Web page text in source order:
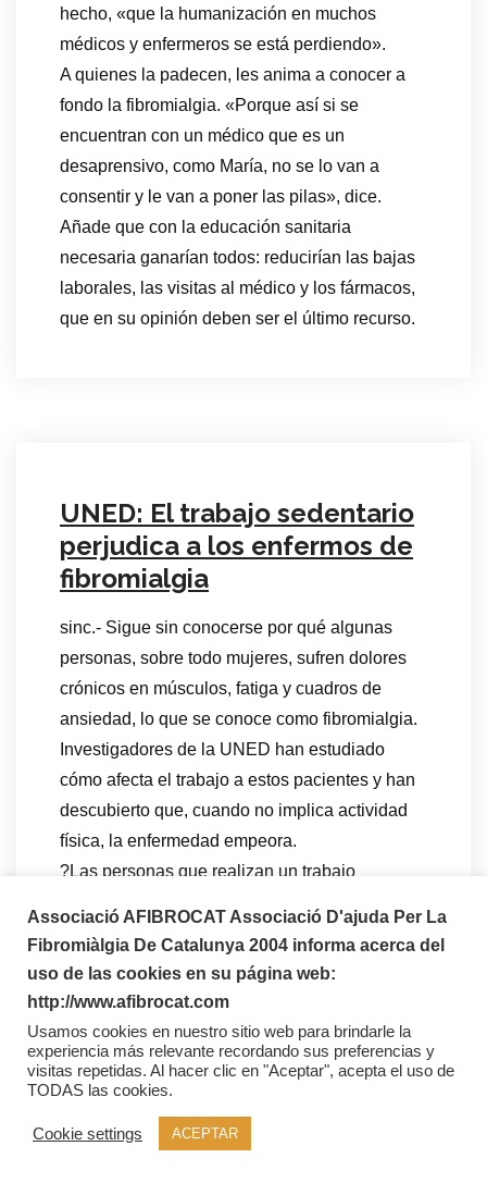
hecho, «que la humanización en muchos
médicos y enfermeros se está perdiendo».
A quienes la padecen, les anima a conocer a
fondo la fibromialgia. «Porque así si se
encuentran con un médico que es un
desaprensivo, como María, no se lo van a
consentir y le van a poner las pilas», dice.
Añade que con la educación sanitaria
necesaria ganarían todos: reducirían las bajas
laborales, las visitas al médico y los fármacos,
que en su opinión deben ser el último recurso.
UNED: El trabajo sedentario
perjudica a los enfermos de
fibromialgia
sinc.- Sigue sin conocerse por qué algunas
personas, sobre todo mujeres, sufren dolores
crónicos en músculos, fatiga y cuadros de
ansiedad, lo que se conoce como fibromialgia.
Investigadores de la UNED han estudiado
cómo afecta el trabajo a estos pacientes y han
descubierto que, cuando no implica actividad
física, la enfermedad empeora.
?Las personas que realizan un trabajo
tienen una peor condición neuromuscular, lo
que puede agravar el padecimiento de la
fibromialgia?, explica Miguel Ángel Vallejo,
catedrático de Psicología Clínica del
Departamento de Psicología de la
Personalidad, Evaluación y Tratamientos
Psicológicos de la UNED. Esta es la principal
conclusión de un estudio publicado en la
Associació AFIBROCAT Associació D'ajuda Per La
Fibromiàlgia De Catalunya 2004 informa acerca del
uso de las cookies en su página web:
http://www.afibrocat.com
Usamos cookies en nuestro sitio web para brindarle la
experiencia más relevante recordando sus preferencias y
visitas repetidas. Al hacer clic en "Aceptar", acepta el uso de
TODAS las cookies.
Cookie settings ACEPTAR